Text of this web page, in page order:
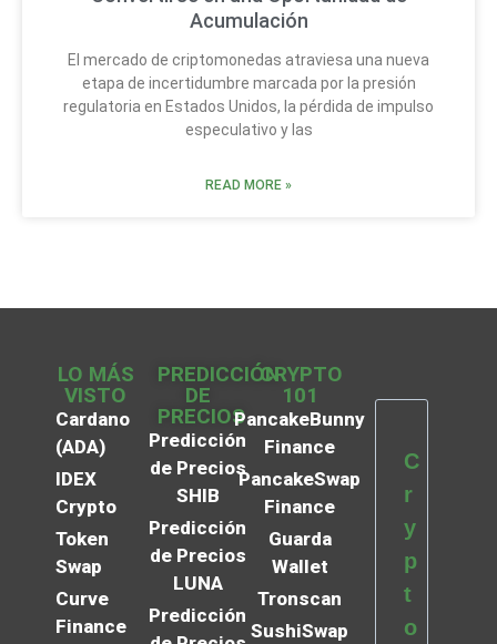
Acumulación
El mercado de criptomonedas atraviesa una nueva
etapa de incertidumbre marcada por la presión
regulatoria en Estados Unidos, la pérdida de impulso
especulativo y las
READ MORE »
LO MÁS
VISTO
Cardano
(ADA)
IDEX
Crypto
Token
Swap
Curve
Finance
PREDICCIÓN
DE
PRECIOS
Predicción
de Precios
SHIB
Predicción
de Precios
LUNA
Predicción
CRYPTO
101
PancakeBunny
Finance
PancakeSwap
Finance
Guarda
Wallet
Tronscan
SushiSwap
C
r
y
p
t
o